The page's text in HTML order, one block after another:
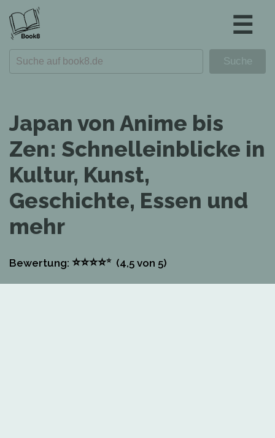
☰
Japan von Anime bis
Zen: Schnelleinblicke in
Kultur, Kunst,
Geschichte, Essen und
mehr
Bewertung: ⭐⭐⭐⭐⭐(4,5 von 5)